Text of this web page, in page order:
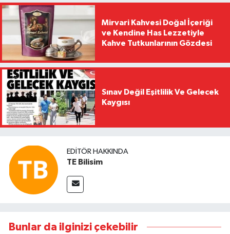
Mirvari Kahvesi Doğal İçeriği
ve Kendine Has Lezzetiyle
Kahve Tutkunlarının Gözdesi
Sınav Değil Eşitlilik Ve Gelecek
Kaygısı
EDITÖR HAKKINDA
TE Bilisim
Bunlar da ilginizi çekebilir